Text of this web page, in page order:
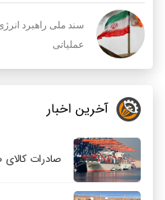
سند ملی راهبرد
عملیاتی
آخرین اخبار
صادرات کالای صنعتی از ۴۲۰